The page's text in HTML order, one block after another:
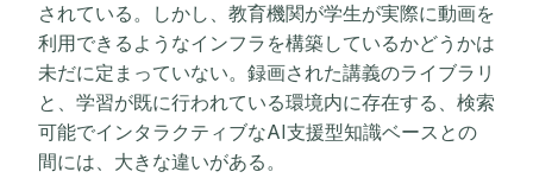
されている。しかし、教育機関が学生が実際に動画を
利用できるようなインフラを構築しているかどうかは
未だに定まっていない。録画された講義のライブラリ
と、学習が既に行われている環境内に存在する、検索
可能でインタラクティブなAI支援型知識ベースとの
間には、大きな違いがある。